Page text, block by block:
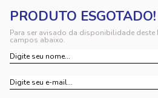
Para ser avisado da disponibilidade deste
campos abaixo.